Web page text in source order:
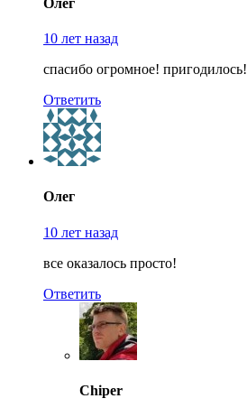
10 лет назад
спасибо огромное! пригодилось!
Ответить
Олег
10 лет назад
все оказалось просто!
Ответить
Chiper